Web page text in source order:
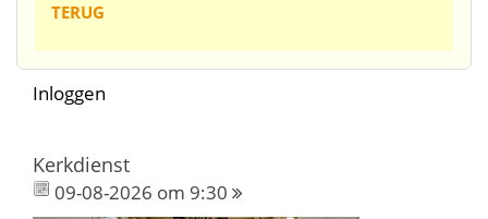
TERUG
Inloggen
Kerkdienst
09-08-2026 om 9:30